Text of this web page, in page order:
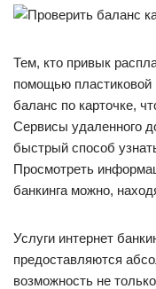
Тем, кто привык
помощью пластиковой
баланс по карточке,
Сервисы удаленного
быстрый способ
Просмотреть
банкинга можно,
Услуги интернет
предоставляются
возможность не